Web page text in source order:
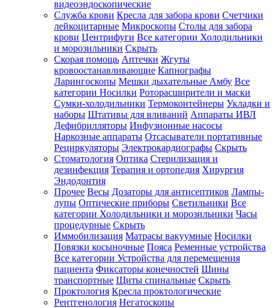
видеоэндоскопические
Служба крови Кресла для забора крови Счетчики
лейкоцитарные Микроскопы Столы для забора
крови Центрифуги Все категории Холодильники
и морозильники Скрыть
Скорая помощь Аптечки Жгуты
кровоостанавливающие Капнографы
Ларингоскопы Мешки дыхательные Амбу Все
категории Носилки Роторасширители и маски
Сумки-холодильники Термоконтейнеры Укладки и
наборы Штативы для вливаний Аппараты ИВЛ
Дефибрилляторы Инфузионные насосы
Наркозные аппараты Отсасыватели портативные
Рециркуляторы Электрокардиографы Скрыть
Стоматология Оптика Стерилизация и
дезинфекция Терапия и ортопедия Хирургия
Эндодонтия
Прочее Весы Дозаторы для антисептиков Лампы-
лупы Оптические приборы Светильники Все
категории Холодильники и морозильники Часы
процедурные Скрыть
Иммобилизация Матрасы вакуумные Носилки
Повязки косыночные Пояса Ременные устройства
Все категории Устройства для перемещения
пациента Фиксаторы конечностей Шины
транспортные Щиты спинальные Скрыть
Проктология Кресла проктологические
Рентгенология Негатоскопы